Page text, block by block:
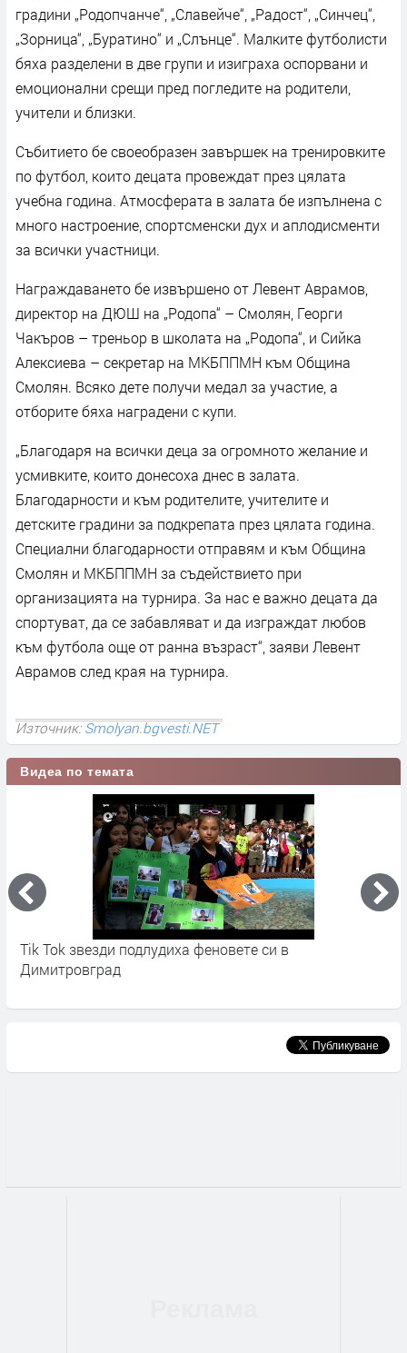
градини „Родопчанче“, „Славейче“, „Радост“, „Синчец“,
„Зорница“, „Буратино“ и „Слънце“. Малките футболисти
бяха разделени в две групи и изиграха оспорвани и
емоционални срещи пред погледите на родители,
учители и близки.
Събитието бе своеобразен завършек на тренировките
по футбол, които децата провеждат през цялата
учебна година. Атмосферата в залата бе изпълнена с
много настроение, спортсменски дух и аплодисменти
за всички участници.
Награждаването бе извършено от Левент Аврамов,
директор на ДЮШ на „Родопа“ – Смолян, Георги
Чакъров – треньор в школата на „Родопа“, и Сийка
Алексиева – секретар на МКБППМН към Община
Смолян. Всяко дете получи медал за участие, а
отборите бяха наградени с купи.
„Благодаря на всички деца за огромното желание и
усмивките, които донесоха днес в залата.
Благодарности и към родителите, учителите и
детските градини за подкрепата през цялата година.
Специални благодарности отправям и към Община
Смолян и МКБППМН за съдействието при
организацията на турнира. За нас е важно децата да
спортуват, да се забавляват и да изграждат любов
към футбола още от ранна възраст“, заяви Левент
Аврамов след края на турнира.
Източник:Smolyan.bgvesti.NET
Видеа по темата
Tik Tok звезди подлудиха феновете си в
Димитровград